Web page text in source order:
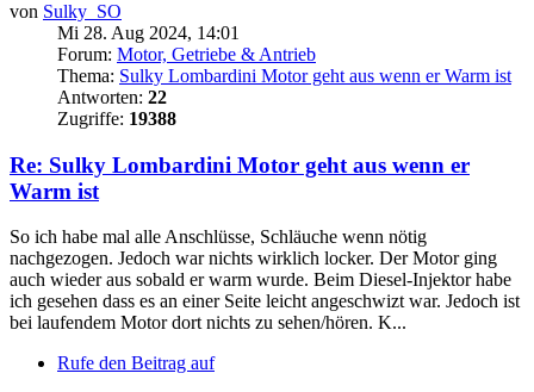
von Sulky_SO
Mi 28. Aug 2024, 14:01
Forum: Motor, Getriebe & Antrieb
Thema: Sulky Lombardini Motor geht aus wenn er Warm ist
Antworten: 22
Zugriffe: 19388
Re: Sulky Lombardini Motor geht aus wenn er
Warm ist
So ich habe mal alle Anschlüsse, Schläuche wenn nötig
nachgezogen. Jedoch war nichts wirklich locker. Der Motor ging
auch wieder aus sobald er warm wurde. Beim Diesel-Injektor habe
ich gesehen dass es an einer Seite leicht angeschwizt war. Jedoch ist
bei laufendem Motor dort nichts zu sehen/hören. K...
Rufe den Beitrag auf